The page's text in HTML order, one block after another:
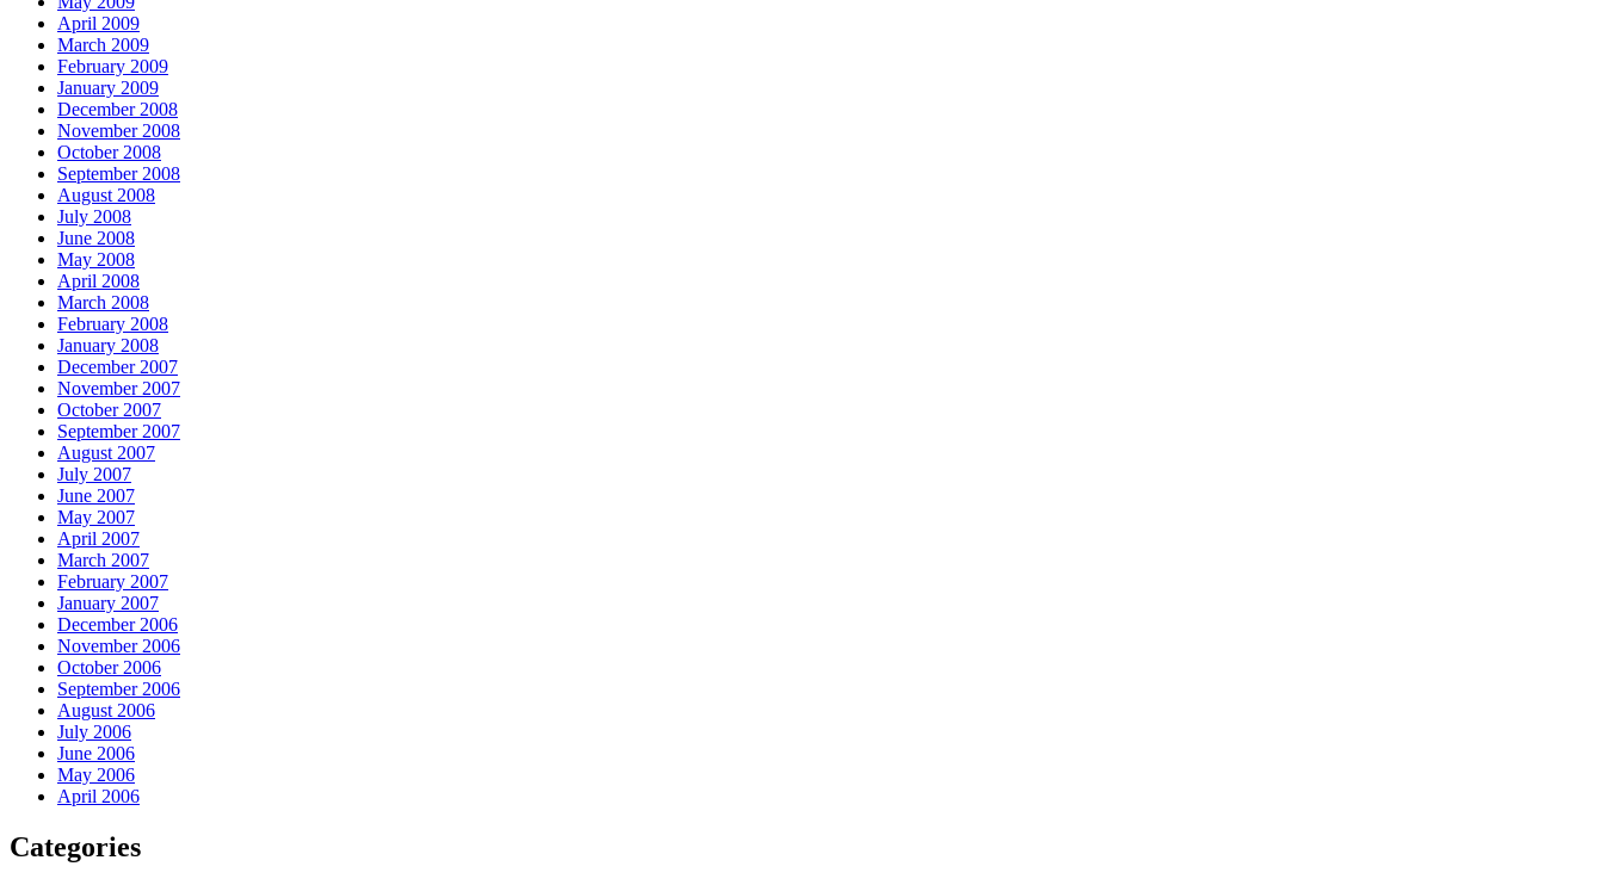
April 2009
March 2009
February 2009
January 2009
December 2008
November 2008
October 2008
September 2008
August 2008
July 2008
June 2008
May 2008
April 2008
March 2008
February 2008
January 2008
December 2007
November 2007
October 2007
September 2007
August 2007
July 2007
June 2007
May 2007
April 2007
March 2007
February 2007
January 2007
December 2006
November 2006
October 2006
September 2006
August 2006
July 2006
June 2006
May 2006
April 2006
Categories